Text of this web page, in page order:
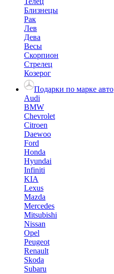
Близнецы
Рак
Лев
Дева
Весы
Скорпион
Стрелец
Козерог
Подарки по марке авто
Audi
BMW
Chevrolet
Citroen
Daewoo
Ford
Honda
Hyundai
Infiniti
KIA
Lexus
Mazda
Mercedes
Mitsubishi
Nissan
Opel
Peugeot
Renault
Skoda
Subaru